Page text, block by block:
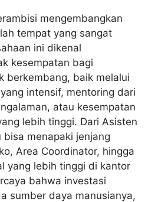
mengembangkan
tempat yang sangat
ini dikenal
kesempatan bagi
berkembang, baik melalui
intensif, mentoring dari
atau kesempatan
lebih tinggi. Dari Asisten
bisa menapaki jenjang
Area Coordinator, hingga
yang lebih tinggi di kantor
bahwa investasi
sumber daya manusianya,